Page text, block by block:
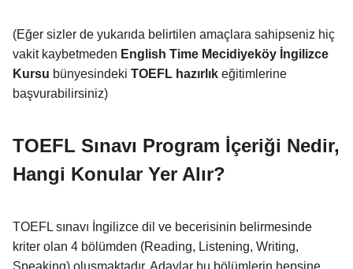
(Eğer sizler de yukarıda belirtilen amaçlara sahipseniz hiç
vakit kaybetmeden English Time Mecidiyeköy İngilizce
Kursu bünyesindeki TOEFL hazırlık eğitimlerine
başvurabilirsiniz)
TOEFL Sınavı Program İçeriği Nedir,
Hangi Konular Yer Alır?
TOEFL sınavı İngilizce dil ve becerisinin belirmesinde
kriter olan 4 bölümden (Reading, Listening, Writing,
Speaking) oluşmaktadır. Adaylar bu bölümlerin hepsine